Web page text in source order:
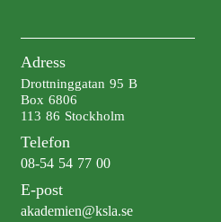
Adress
Drottninggatan 95 B
Box 6806
113 86 Stockholm
Telefon
08-54 54 77 00
E-post
akademien@ksla.se